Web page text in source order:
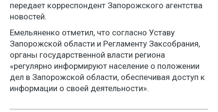
передает корреспондент Запорожского агентства
новостей.
Емельяненко отметил, что согласно Уставу
Запорожской области и Регламенту Заксобрания,
органы государственной власти региона
«регулярно информируют население о положении
дел в Запорожской области, обеспечивая доступ к
информации о своей деятельности».